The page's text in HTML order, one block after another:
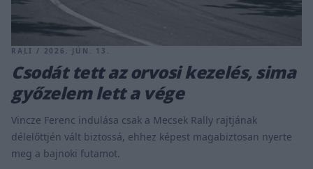
RALI / 2026. JÚN. 13.
Csodát tett az orvosi kezelés, sima
győzelem lett a vége
Vincze Ferenc indulása csak a Mecsek Rally rajtjának
délelőttjén vált biztossá, ehhez képest magabiztosan nyerte
meg a bajnoki futamot.